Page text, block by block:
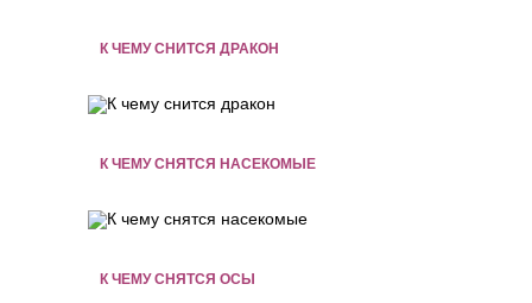
К ЧЕМУ СНИТСЯ ДРАКОН
К ЧЕМУ СНЯТСЯ НАСЕКОМЫЕ
К ЧЕМУ СНЯТСЯ ОСЫ